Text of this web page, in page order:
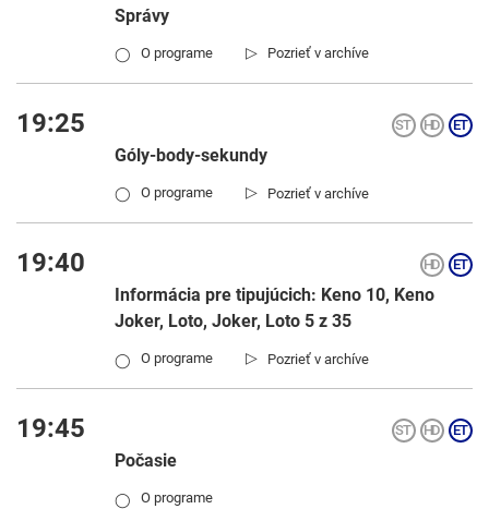
Správy
▷ Pozrieť v archíve
◯ O programe
19:25
Góly-body-sekundy
▷ Pozrieť v archíve
◯ O programe
19:40
Informácia pre tipujúcich: Keno 10, Keno
Joker, Loto, Joker, Loto 5 z 35
▷ Pozrieť v archíve
◯ O programe
19:45
Počasie
◯ O programe